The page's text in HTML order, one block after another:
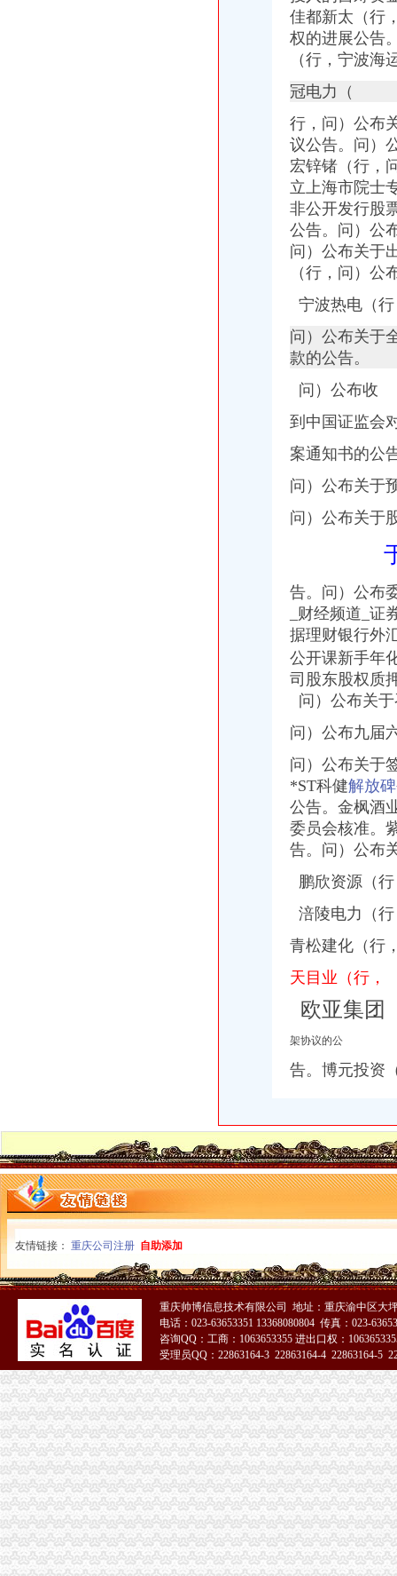
佳都新太（行
权的进展公告
（行， 宁波海
冠电力（
行，问）公布
议公告。问）
宏锌锗（行，
立上海市院士
非公开发行股
公告。 问）公
问）公布关于
（行，问）
宁波热电（
问）公布关于
款的公告。
问）公布收
到中国证监会
案通知书的公
问）公布关于
问）公布关于
告。问）公布
_财经频道_
据理财银行外
公开课新手年
司股东股权质
问）公布关
问）公布九届
问）公布关于
*ST科健解放
公告。金枫酒
委员会核准。
告。问）公布
鹏欣资源（
涪陵电力（
青松建化（行
天目业（行，
欧亚集团
架协议的公
告。博元投资
友情链接： 重庆公司注册 自助添加
重庆帅博信息技术有限公司 地址：重庆渝中区大
电话：023-63653351 13368080804 传真：023-
咨询QQ：工商：1063653355 进出口权：
受理员QQ：22863164-3 22863164-4 22863164-5
51La